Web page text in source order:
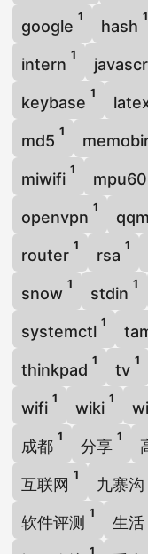
google
1
hash
1
intern
1
keybase
1
md5
1
miwifi
1
openvpn
1
router
1
rsa
1
snow
1
stdin
1
systemctl
1
thinkpad
1
tv
1
wifi
1
wiki
1
成都
1
分享
1
互联网
1
九寨沟
软件评测
1
生活
1